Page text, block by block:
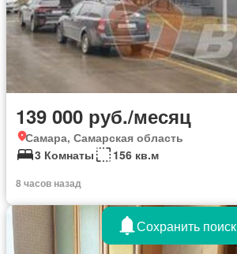
139 000 руб./месяц
Самара, Самарская область
3 Комнаты
156 кв.м
8 часов назад
Сохранить поиск